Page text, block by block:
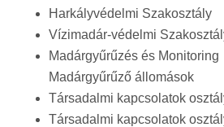
Harkályvédelmi Szakosztály
Vízimadár-védelmi
Madárgyűrűzés és
Madárgyűrűző állomások
Társadalmi kapcsolatok
Társadalmi kapcsolatok